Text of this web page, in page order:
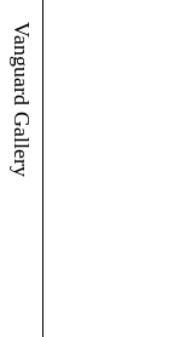
Vanguard Gallery